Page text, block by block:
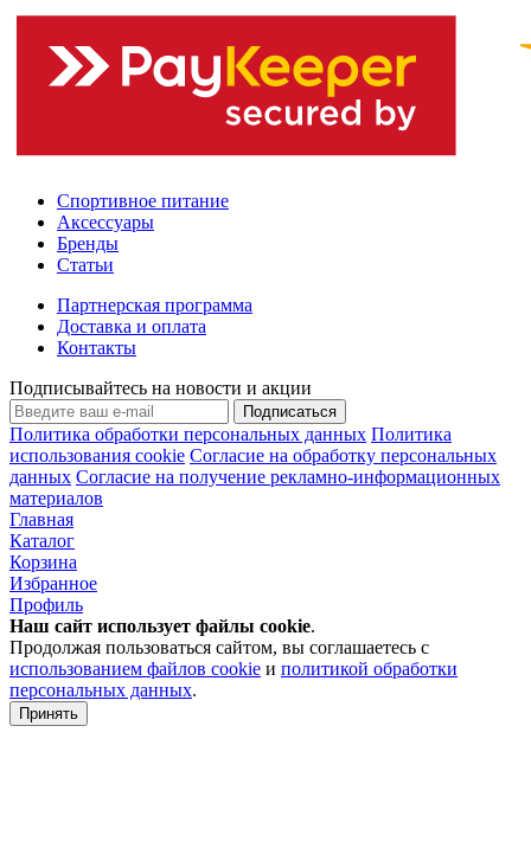
Спортивное питание
Аксессуары
Бренды
Статьи
Партнерская программа
Доставка и оплата
Контакты
Подписывайтесь на новости и акции
Подписаться
Политика обработки персональных данных Политика
использования cookie Согласие на обработку персональных
данных Согласие на получение рекламно-информационных
материалов
Главная
Каталог
Корзина
Избранное
Профиль
Наш сайт использует файлы cookie.
Продолжая пользоваться сайтом, вы соглашаетесь с
использованием файлов cookie и политикой обработки
персональных данных.
Принять